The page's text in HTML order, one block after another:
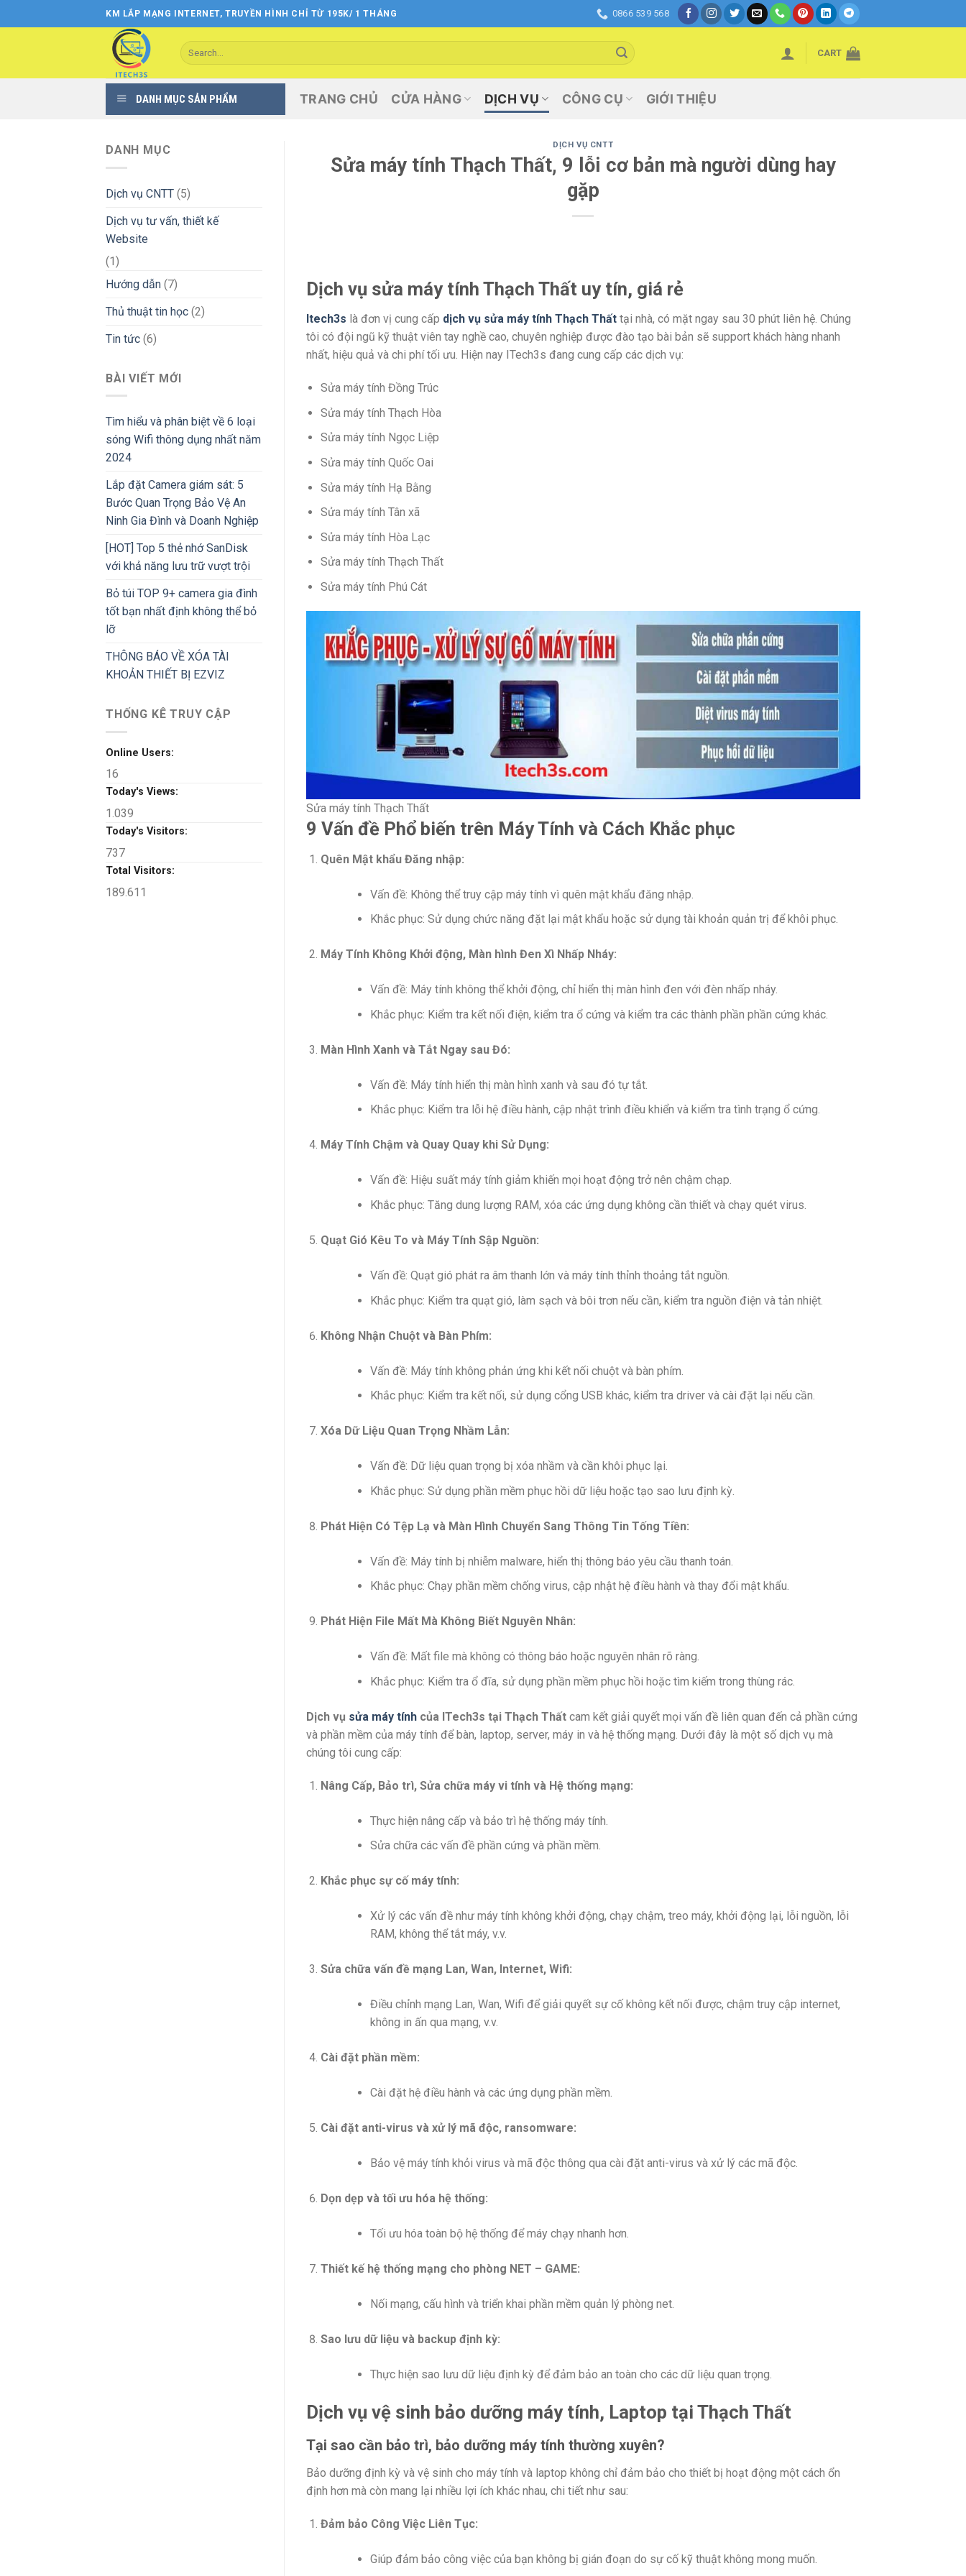
to
KM LẮP MẠNG INTERNET, TRUYỀN HÌNH CHỈ TỪ 195K/ 1 THÁNG 0866 539 568
Search
for:
CART
DANH MỤC SẢN PHẨM TRANG CHỦ CỬA HÀNG DỊCH VỤ CÔNG CỤ GIỚI THIỆU
DANH MỤC
Dịch vụ CNTT (5)
Dịch vụ tư vấn, thiết kế
Website
(1)
Hướng dẫn (7)
Thủ thuật tin học (2)
Tin tức (6)
BÀI VIẾT MỚI
Tìm hiểu và phân biệt về 6 loại
sóng Wifi thông dụng nhất năm
2024
Lắp đặt Camera giám sát: 5
Bước Quan Trọng Bảo Vệ An
Ninh Gia Đình và Doanh Nghiệp
[HOT] Top 5 thẻ nhớ SanDisk
với khả năng lưu trữ vượt trội
Bỏ túi TOP 9+ camera gia đình
tốt bạn nhất định không thể bỏ
lỡ
THÔNG BÁO VỀ XÓA TÀI
KHOẢN THIẾT BỊ EZVIZ
THỐNG KÊ TRUY CẬP
Online Users:
16
Today's Views:
1.039
Today's Visitors:
737
Total Visitors:
189.611
DỊCH VỤ CNTT
Sửa máy tính Thạch Thất, 9 lỗi cơ bản mà người dùng hay
gặp
Dịch vụ sửa máy tính Thạch Thất uy tín, giá rẻ
Itech3s là đơn vị cung cấp dịch vụ sửa máy tính Thạch Thấttại nhà, có mặt ngay sau 30 phút liên hệ. Chúng
tôi có đội ngũ kỹ thuật viên tay nghề cao, chuyên nghiệp được đào tạo bài bản sẽ support khách hàng nhanh
nhất, hiệu quả và chi phí tối ưu. Hiện nay ITech3s đang cung cấp các dịch vụ:
Sửa máy tính Đồng Trúc
Sửa máy tính Thạch Hòa
Sửa máy tính Ngọc Liệp
Sửa máy tính Quốc Oai
Sửa máy tính Hạ Bằng
Sửa máy tính Tân xã
Sửa máy tính Hòa Lạc
Sửa máy tính Thạch Thất
Sửa máy tính Phú Cát
Sửa máy tính Thạch Thất
9 Vấn đề Phổ biến trên Máy Tính và Cách Khắc phục
Quên Mật khẩu Đăng nhập:
Vấn đề: Không thể truy cập máy tính vì quên mật khẩu đăng nhập.
Khắc phục: Sử dụng chức năng đặt lại mật khẩu hoặc sử dụng tài khoản quản trị để khôi phục.
Máy Tính Không Khởi động, Màn hình Đen Xì Nhấp Nháy:
Vấn đề: Máy tính không thể khởi động, chỉ hiển thị màn hình đen với đèn nhấp nháy.
Khắc phục: Kiểm tra kết nối điện, kiểm tra ổ cứng và kiểm tra các thành phần phần cứng khác.
Màn Hình Xanh và Tắt Ngay sau Đó:
Vấn đề: Máy tính hiển thị màn hình xanh và sau đó tự tắt.
Khắc phục: Kiểm tra lỗi hệ điều hành, cập nhật trình điều khiển và kiểm tra tình trạng ổ cứng.
Máy Tính Chậm và Quay Quay khi Sử Dụng:
Vấn đề: Hiệu suất máy tính giảm khiến mọi hoạt động trở nên chậm chạp.
Khắc phục: Tăng dung lượng RAM, xóa các ứng dụng không cần thiết và chạy quét virus.
Quạt Gió Kêu To và Máy Tính Sập Nguồn:
Vấn đề: Quạt gió phát ra âm thanh lớn và máy tính thỉnh thoảng tắt nguồn.
Khắc phục: Kiểm tra quạt gió, làm sạch và bôi trơn nếu cần, kiểm tra nguồn điện và tản nhiệt.
Không Nhận Chuột và Bàn Phím:
Vấn đề: Máy tính không phản ứng khi kết nối chuột và bàn phím.
Khắc phục: Kiểm tra kết nối, sử dụng cổng USB khác, kiểm tra driver và cài đặt lại nếu cần.
Xóa Dữ Liệu Quan Trọng Nhầm Lẫn:
Vấn đề: Dữ liệu quan trọng bị xóa nhầm và cần khôi phục lại.
Khắc phục: Sử dụng phần mềm phục hồi dữ liệu hoặc tạo sao lưu định kỳ.
Phát Hiện Có Tệp Lạ và Màn Hình Chuyển Sang Thông Tin Tống Tiền:
Vấn đề: Máy tính bị nhiễm malware, hiển thị thông báo yêu cầu thanh toán.
Khắc phục: Chạy phần mềm chống virus, cập nhật hệ điều hành và thay đổi mật khẩu.
Phát Hiện File Mất Mà Không Biết Nguyên Nhân:
Vấn đề: Mất file mà không có thông báo hoặc nguyên nhân rõ ràng.
Khắc phục: Kiểm tra ổ đĩa, sử dụng phần mềm phục hồi hoặc tìm kiếm trong thùng rác.
Dịch vụ sửa máy tínhcủa ITech3s tại Thạch Thấtcam kết giải quyết mọi vấn đề liên quan đến cả phần cứng
và phần mềm của máy tính để bàn, laptop, server, máy in và hệ thống mạng. Dưới đây là một số dịch vụ mà
chúng tôi cung cấp:
Nâng Cấp, Bảo trì, Sửa chữa máy vi tính và Hệ thống mạng:
Thực hiện nâng cấp và bảo trì hệ thống máy tính.
Sửa chữa các vấn đề phần cứng và phần mềm.
Khắc phục sự cố máy tính:
Xử lý các vấn đề như máy tính không khởi động, chạy chậm, treo máy, khởi động lại, lỗi nguồn, lỗi
RAM, không thể tắt máy, v.v.
Sửa chữa vấn đề mạng Lan, Wan, Internet, Wifi:
Điều chỉnh mạng Lan, Wan, Wifi để giải quyết sự cố không kết nối được, chậm truy cập internet,
không in ấn qua mạng, v.v.
Cài đặt phần mềm:
Cài đặt hệ điều hành và các ứng dụng phần mềm.
Cài đặt anti-virus và xử lý mã độc, ransomware:
Bảo vệ máy tính khỏi virus và mã độc thông qua cài đặt anti-virus và xử lý các mã độc.
Dọn dẹp và tối ưu hóa hệ thống:
Tối ưu hóa toàn bộ hệ thống để máy chạy nhanh hơn.
Thiết kế hệ thống mạng cho phòng NET – GAME:
Nối mạng, cấu hình và triển khai phần mềm quản lý phòng net.
Sao lưu dữ liệu và backup định kỳ:
Thực hiện sao lưu dữ liệu định kỳ để đảm bảo an toàn cho các dữ liệu quan trọng.
Dịch vụ vệ sinh bảo dưỡng máy tính, Laptop tại Thạch Thất
Tại sao cần bảo trì, bảo dưỡng máy tính thường xuyên?
Bảo dưỡng định kỳ và vệ sinh cho máy tính và laptop không chỉ đảm bảo cho thiết bị hoạt động một cách ổn
định hơn mà còn mang lại nhiều lợi ích khác nhau, chi tiết như sau:
Đảm bảo Công Việc Liên Tục:
Giúp đảm bảo công việc của bạn không bị gián đoạn do sự cố kỹ thuật không mong muốn.